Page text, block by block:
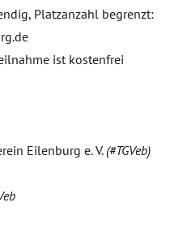
Platzanzahl begrenzt:
ist kostenfrei
Eilenburg e. V. (#TGVeb)